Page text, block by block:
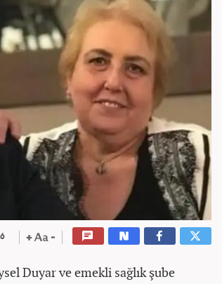
Duyar ve emekli sağlık şube